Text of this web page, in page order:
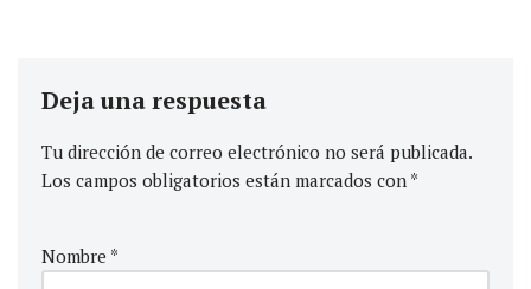
Deja una respuesta
Tu dirección de correo electrónico no será publicada.
Los campos obligatorios están marcados con *
Nombre *